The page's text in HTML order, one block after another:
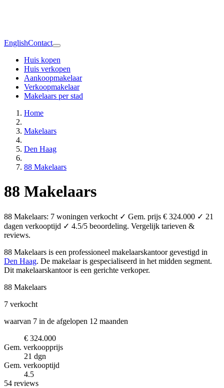
EnglishContact
Huis kopen
Huis verkopen
Aankoopmakelaar
Verkoopmakelaar
Makelaars per stad
Home
Makelaars
Den Haag
88 Makelaars
88 Makelaars
88 Makelaars: 7 woningen verkocht ✓ Gem. prijs € 324.000 ✓ 21
dagen verkooptijd ✓ 4.5/5 beoordeling. Vergelijk tarieven &
reviews.
88 Makelaars is een professioneel makelaarskantoor gevestigd in
Den Haag. De makelaar is gespecialiseerd in het midden segment.
Dit makelaarskantoor is een gerichte verkoper.
88 Makelaars
7 verkocht
waarvan 7 in de afgelopen 12 maanden
€ 324.000
Gem. verkoopprijs
21 dgn
Gem. verkooptijd
4.5
54 reviews